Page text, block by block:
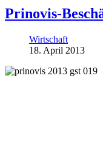
Prinovis-
Wirtschaft
18. April 2013